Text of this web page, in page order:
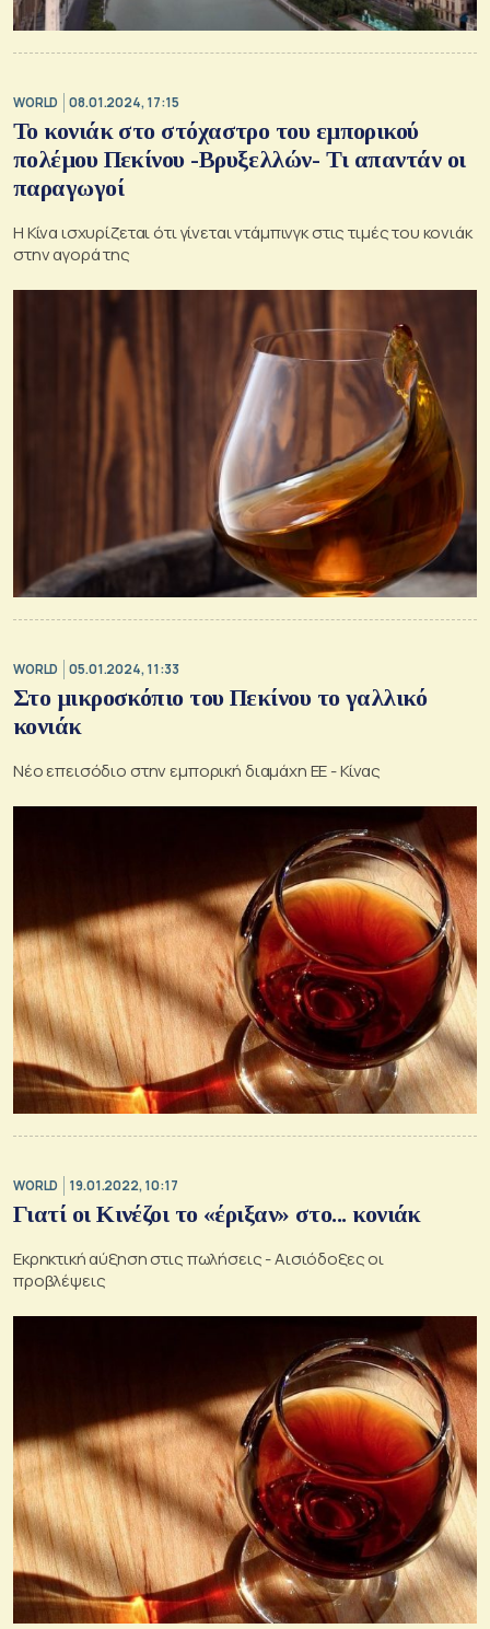
WORLD 08.01.2024, 17:15
Το κονιάκ στο στόχαστρο του εμπορικού
πολέμου Πεκίνου -Βρυξελλών- Τι απαντάν οι
παραγωγοί
Η Κίνα ισχυρίζεται ότι γίνεται ντάμπινγκ στις τιμές του κονιάκ
στην αγορά της
WORLD 05.01.2024, 11:33
Στο μικροσκόπιο του Πεκίνου το γαλλικό
κονιάκ
Νέο επεισόδιο στην εμπορική διαμάχη ΕΕ - Κίνας
WORLD 19.01.2022, 10:17
Γιατί οι Κινέζοι το «έριξαν» στο... κονιάκ
Εκρηκτική αύξηση στις πωλήσεις - Αισιόδοξες οι
προβλέψεις